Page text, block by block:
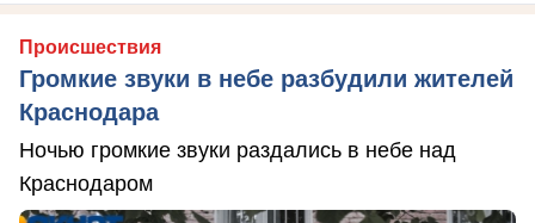
Происшествия
Громкие звуки в небе разбудили жителей
Краснодара
Ночью громкие звуки раздались в небе над
Краснодаром